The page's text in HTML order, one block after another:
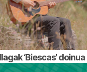
‘Biescas’